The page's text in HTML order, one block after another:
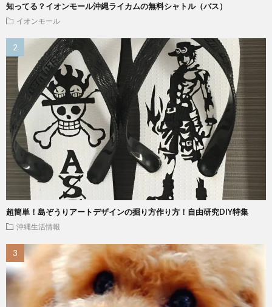
知ってる？イオンモール沖縄ライカムの無料シャトル（バス）
イオンモール
超簡単！島ぞうりアートデザインの掘り方作り方！自由研究DIY特集
沖縄生活情報